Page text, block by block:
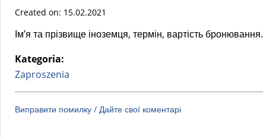
x
n
a
Created on: 15.02.2021
Ім’я та прізвище іноземця, термін, вартість бронювання.
Kategoria:
Zaproszenia
Виправити помилку / Дайте свої коментарі